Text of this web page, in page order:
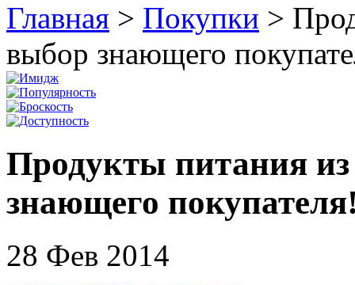
Главная > Покупки >
выбор знающего
Продукты питания
знающего
28 Фев 2014